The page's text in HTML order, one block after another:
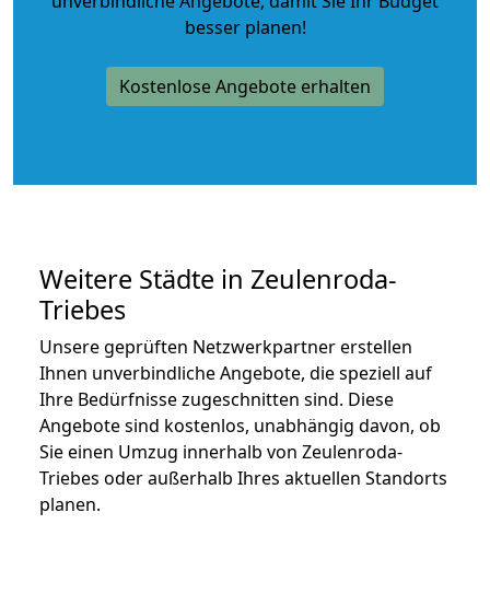
besser planen!
Kostenlose Angebote erhalten
Weitere Städte in Zeulenroda-
Triebes
Unsere geprüften Netzwerkpartner erstellen
Ihnen unverbindliche Angebote, die speziell auf
Ihre Bedürfnisse zugeschnitten sind. Diese
Angebote sind kostenlos, unabhängig davon, ob
Sie einen Umzug innerhalb von Zeulenroda-
Triebes oder außerhalb Ihres aktuellen Standorts
planen.